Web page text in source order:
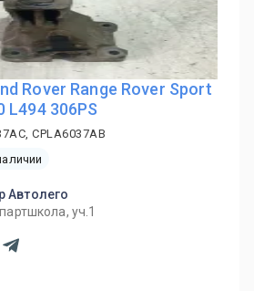
Rover Range Rover Sport
L494 306PS
CPLA6037AB
Автолего
уч.1